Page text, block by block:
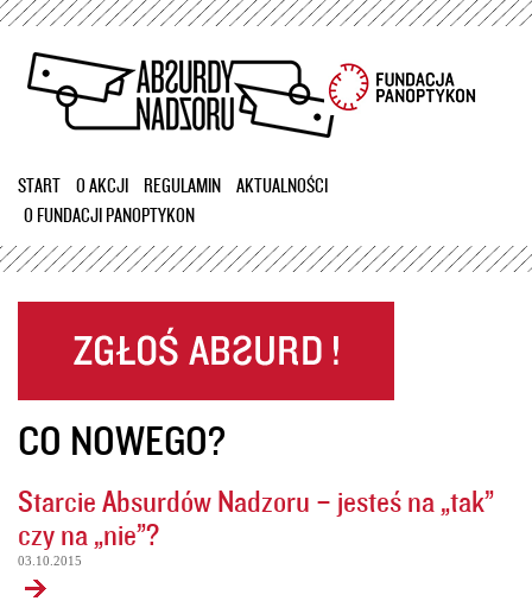
Przejdź
treści
START O AKCJI REGULAMIN
AKTUALNOŚCI
O FUNDACJI PANOPTYKON
CO NOWEGO?
Starcie Absurdów Nadzoru – jesteś na „tak”
czy na „nie”?
03.10.2015